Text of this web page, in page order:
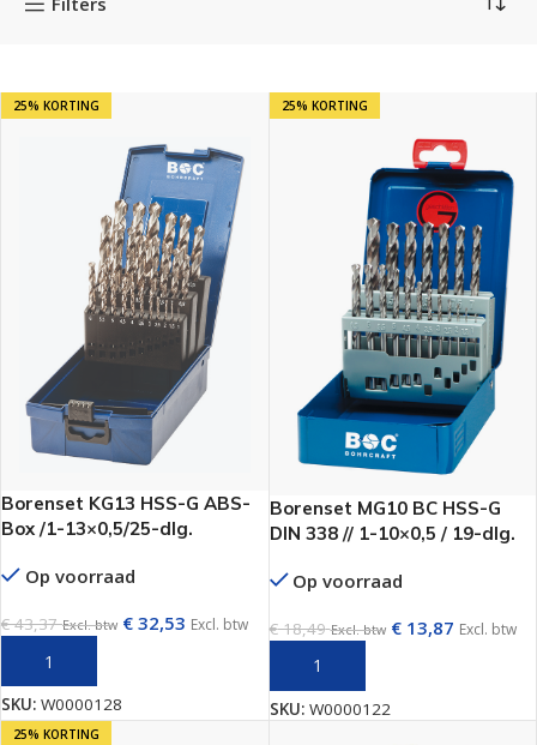
25% KORTING
Borenset KG13 HSS-G ABS-
Box /1-13×0,5/25-dlg.
Op voorraad
€43,37 Excl. btw € 32,53 Excl. btw
SKU: W0000128
25% KORTING
Borenset MG10 BC HSS-G
DIN 338 // 1-10×0,5 / 19-dlg.
Op voorraad
€18,49 Excl. btw €13,87 Excl. btw
SKU: W0000122
25% KORTING